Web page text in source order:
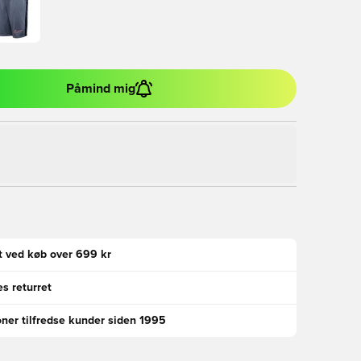
Påmind mig
ved køb over 699 kr
returret
tilfredse kunder siden 1995